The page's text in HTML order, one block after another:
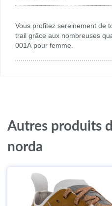
Vous profitez sereinement de
trail grâce aux nombreuses
001A pour femme.
Autres produits
norda